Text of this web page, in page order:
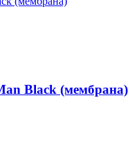
Black (мембрана)